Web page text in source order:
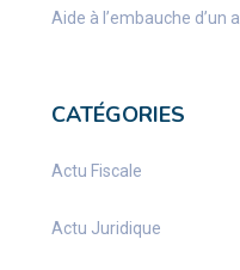
Aide à l’embauche d’un
CATÉGORIES
Actu Fiscale
Actu Juridique